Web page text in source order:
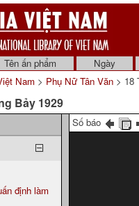
Tên ấn phẩm Ngày
Nam > Phụ Nữ Tân Văn > 18
Bảy 1929
định làm
Số báo